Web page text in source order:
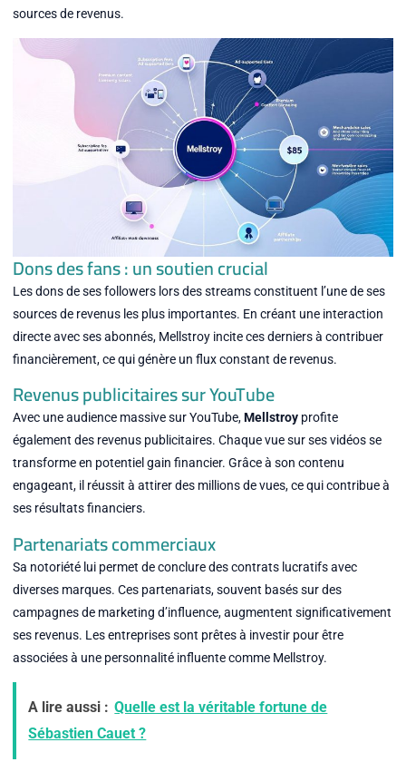
sources de revenus.
Dons des fans : un soutien crucial
Les dons de ses followers lors des streams constituent l’une de ses
sources de revenus les plus importantes. En créant une interaction
directe avec ses abonnés, Mellstroy incite ces derniers à contribuer
financièrement, ce qui génère un flux constant de revenus.
Revenus publicitaires sur YouTube
Avec une audience massive sur YouTube,Mellstroyprofite
également des revenus publicitaires. Chaque vue sur ses vidéos se
transforme en potentiel gain financier. Grâce à son contenu
engageant, il réussit à attirer des millions de vues, ce qui contribue à
ses résultats financiers.
Partenariats commerciaux
Sa notoriété lui permet de conclure des contrats lucratifs avec
diverses marques. Ces partenariats, souvent basés sur des
campagnes de marketing d’influence, augmentent significativement
ses revenus. Les entreprises sont prêtes à investir pour être
associées à une personnalité influente comme Mellstroy.
A lire aussi : Quelle est la véritable fortune de
Sébastien Cauet ?